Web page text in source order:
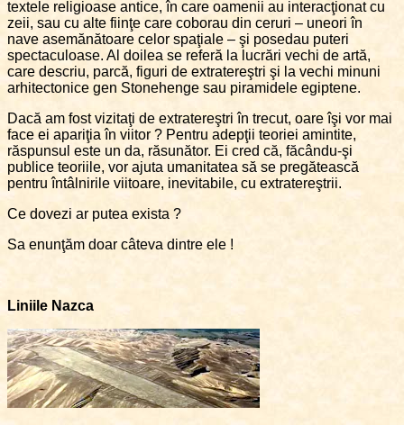
textele religioase antice, în care oamenii au interacţionat cu
zeii, sau cu alte fiinţe care coborau din ceruri – uneori în
nave asemănătoare celor spaţiale – şi posedau puteri
spectaculoase. Al doilea se referă la lucrări vechi de artă,
care descriu, parcă, figuri de extratereştri şi la vechi minuni
arhitectonice gen Stonehenge sau piramidele egiptene.
Dacă am fost vizitaţi de extratereştri în trecut, oare îşi vor mai
face ei apariţia în viitor ? Pentru adepţii teoriei amintite,
răspunsul este un da, răsunător. Ei cred că, făcându-şi
publice teoriile, vor ajuta umanitatea să se pregătească
pentru întâlnirile viitoare, inevitabile, cu extratereştrii.
Ce dovezi ar putea exista ?
Sa enunţăm doar câteva dintre ele !
Liniile Nazca